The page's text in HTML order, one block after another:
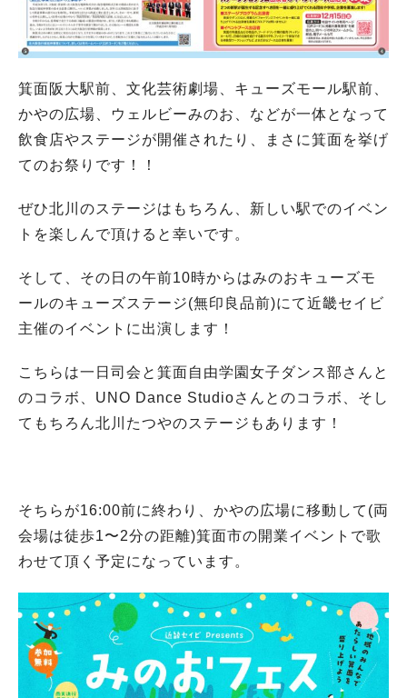
箕面阪大駅前、文化芸術劇場、キューズモール駅前、
かやの広場、ウェルビーみのお、などが一体となって
飲食店やステージが開催されたり、まさに箕面を挙げ
てのお祭りです！！
ぜひ北川のステージはもちろん、新しい駅でのイベン
トを楽しんで頂けると幸いです。
そして、その日の午前10時からはみのおキューズモ
ールのキューズステージ(無印良品前)にて近畿セイビ
主催のイベントに出演します！
こちらは一日司会と箕面自由学園女子ダンス部さんと
のコラボ、UNO Dance Studioさんとのコラボ、そし
てもちろん北川たつやのステージもあります！
そちらが16:00前に終わり、かやの広場に移動して(両
会場は徒歩1〜2分の距離)箕面市の開業イベントで歌
わせて頂く予定になっています。